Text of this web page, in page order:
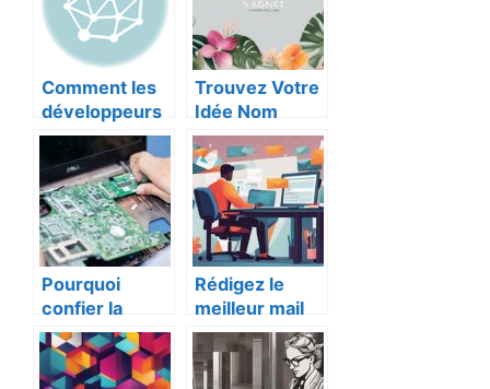
Comment les
développeurs
web offshore
peuvent
améliorer
votre
entreprise
Trouvez Votre
Idée Nom
Entreprise
Bien-Être :
Guide Utile et
Complet
Pourquoi
confier la
maintenance
de son parc
informatique à
Rédigez le
meilleur mail
de départ
entreprise en
suivant ces